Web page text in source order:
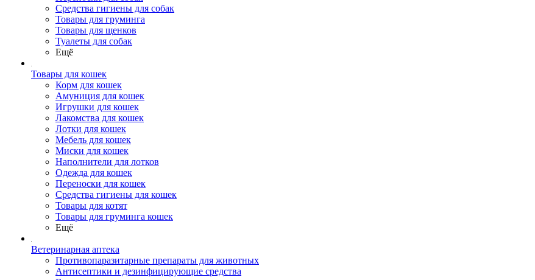
Средства гигиены для собак
Товары для груминга
Товары для щенков
Туалеты для собак
Ещё
Товары для кошек
Корм для кошек
Амуниция для кошек
Игрушки для кошек
Лакомства для кошек
Лотки для кошек
Мебель для кошек
Миски для кошек
Наполнители для лотков
Одежда для кошек
Переноски для кошек
Средства гигиены для кошек
Товары для котят
Товары для груминга кошек
Ещё
Ветеринарная аптека
Противопаразитарные препараты для животных
Антисептики и дезинфицирующие средства